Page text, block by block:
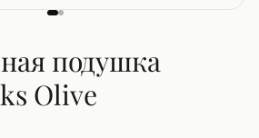
подушка
Olive